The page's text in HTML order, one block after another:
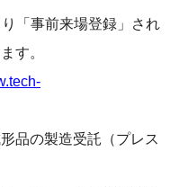
場登録」され
す。
製造受託（プレス